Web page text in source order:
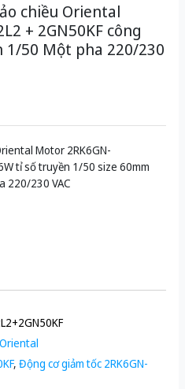
chiều Oriental
+ 2GN50KF công
1/50 Một pha 220/230
Motor 2RK6GN-
tỉ số truyền 1/50 size 60mm
220/230 VAC
, Động cơ giảm tốc 2RK6GN-